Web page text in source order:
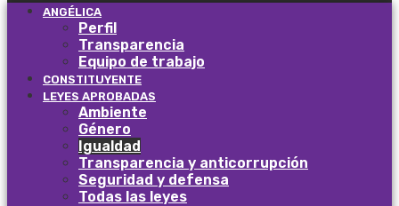
ANGÉLICA
Perfil
Transparencia
Equipo de trabajo
CONSTITUYENTE
LEYES APROBADAS
Ambiente
Género
Igualdad
Transparencia y anticorrupción
Seguridad y defensa
Todas las leyes